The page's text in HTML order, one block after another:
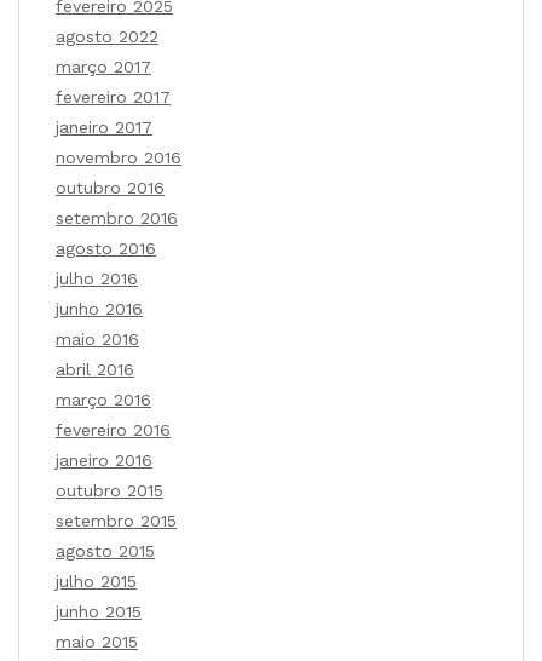
fevereiro 2025
agosto 2022
março 2017
fevereiro 2017
janeiro 2017
novembro 2016
outubro 2016
setembro 2016
agosto 2016
julho 2016
junho 2016
maio 2016
abril 2016
março 2016
fevereiro 2016
janeiro 2016
outubro 2015
setembro 2015
agosto 2015
julho 2015
junho 2015
maio 2015